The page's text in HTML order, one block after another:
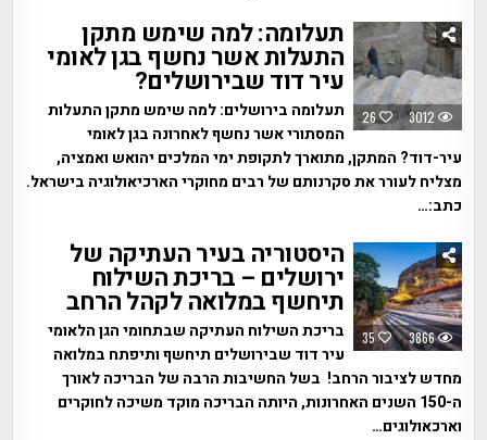
26 3012
תעלומה: למה שימש מתקן
התעלות אשר נחשף בגן לאומי
עיר דוד שבירושלים?
תעלומה בירושלים: למה שימש מתקן התעלות
המסתורי אשר נחשף לאחרונה בגן לאומי
עיר-דוד? המתקן, מתוארך לתקופת ימי המלכים יהואש ואמציה,
מצליח לעורר את סקרנותם של רבים מחוקרי הארכיאולוגיה בישראל.
כתב:…
35 3866
היסטוריה בעיר העתיקה של
ירושלים – בריכת השילוח
תיחשף במלואה לקהל הרחב
בריכת השילוח העתיקה שבתחומי הגן הלאומי
עיר דוד שבירושלים תיחשף ותיפתח במלואה
מחדש לציבור הרחב! בשל החשיבות הרבה של הבריכה לאורך
ה-150 השנים האחרונות, היותה הבריכה מוקד משיכה לחוקרים
וארכאולוגים…